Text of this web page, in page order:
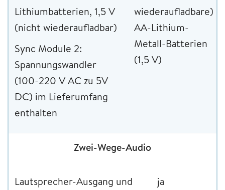
Lithiumbatterien, 1,5 V
(nicht wiederaufladbar)
Sync Module 2:
Spannungswandler
(100-220 V AC zu 5V
DC) im Lieferumfang
enthalten
wiederaufladbare)
AA-Lithium-
Metall-Batterien
(1,5 V)
Zwei-Wege-Audio
Lautsprecher-Ausgang und
ja